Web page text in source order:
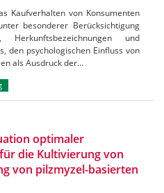
Kaufverhalten von Konsumenten
besonderer Berücksichtigung
und
den psychologischen Einfluss von
als Ausdruck der…
optimaler
die Kultivierung von
von pilzmyzel-basierten